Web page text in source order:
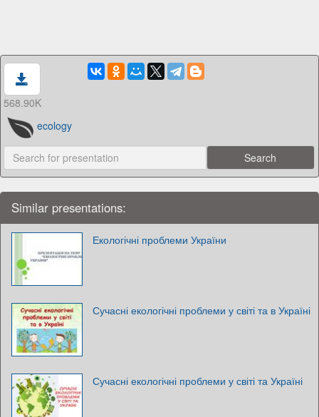
568.90K
ecology
Similar presentations:
Екологічні проблеми України
Сучасні екологічні проблеми у світі та в Україні
Сучасні екологічні проблеми у світі та Україні